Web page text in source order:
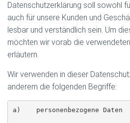
Datenschutzerklärung soll sowohl
auch für unsere Kunden und
lesbar und verständlich sein. Um
möchten wir vorab die
erläutern.
Wir verwenden in dieser
anderem die folgenden Begriffe:
a)    personenbezogene Daten